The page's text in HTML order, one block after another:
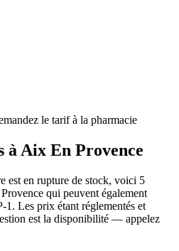
le tarif à la pharmacie
à Aix En Provence
est en rupture de stock, voici 5
qui peuvent également
1. Les prix étant réglementés et
est la disponibilité — appelez